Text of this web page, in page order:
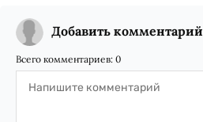
Добавить комментарий
Всего комментариев: 0